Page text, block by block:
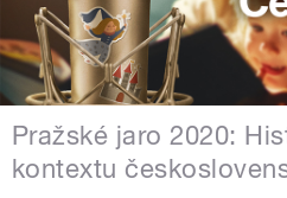
Pražské jaro 2020:
kontextu